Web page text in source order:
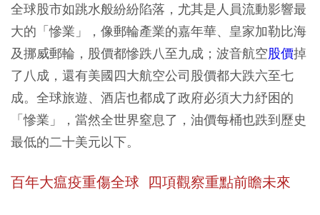
全球股市如跳水般紛紛陷落，尤其是人員流動影響最
大的「慘業」，像郵輪產業的嘉年華、皇家加勒比海
及挪威郵輪，股價都慘跌八至九成；波音航空股價掉
了八成，還有美國四大航空公司股價都大跌六至七
成。全球旅遊、酒店也都成了政府必須大力紓困的
「慘業」，當然全世界窒息了，油價每桶也跌到歷史
最低的二十美元以下。
百年大瘟疫重傷全球 四項觀察重點前瞻未來